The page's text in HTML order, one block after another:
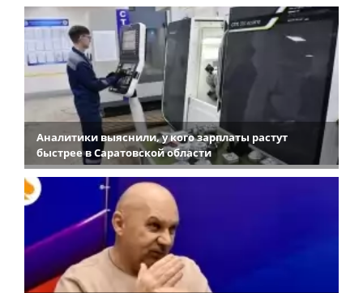
Аналитики выяснили, у кого зарплаты растут
быстрее в Саратовской области